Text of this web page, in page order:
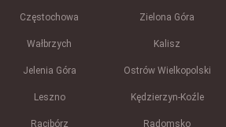
Częstochowa Zielona Góra
Wałbrzych Kalisz
Jelenia Góra Ostrów Wielkopolski
Leszno Kędzierzyn-Koźle
Racibórz Radomsko